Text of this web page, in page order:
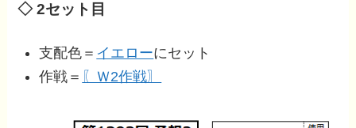
◇ 2セット目
支配色＝ イエローにセット
作戦＝ 〖Ｗ2作戦〗